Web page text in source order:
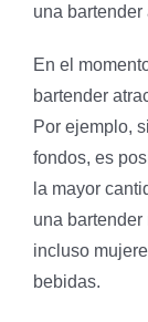
una bartender
En el
bartender
Por ejemplo,
fondos, es
la mayor
una
incluso
bebidas.